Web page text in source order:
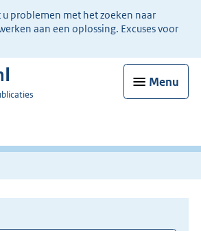
problemen met het zoeken naar
aan een oplossing. Excuses voor
Menu